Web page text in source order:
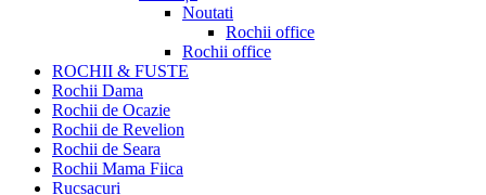
Noutati
Rochii office
Rochii office
ROCHII & FUSTE
Rochii Dama
Rochii de Ocazie
Rochii de Revelion
Rochii de Seara
Rochii Mama Fiica
Rucsacuri